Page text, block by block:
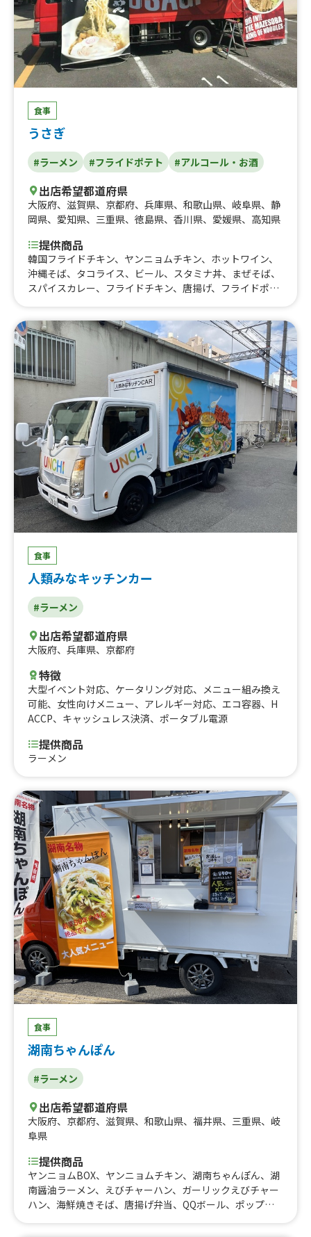
食事
うさぎ
#ラーメン #フライドポテト #アルコール・お酒
出店希望都道府県
大阪府、 滋賀県、 京都府、 兵庫県、 和歌山県、 岐阜県、 静
岡県、 愛知県、 三重県、 徳島県、 香川県、 愛媛県、 高知県
提供商品
韓国フライドチキン、ヤンニョムチキン、ホットワイン、
沖縄そば、タコライス、ビール、スタミナ丼、まぜそば、
スパイスカレー、フライドチキン、唐揚げ、フライドポテ
ーキ
食事
人類みなキッチンカー
#ラーメン
出店希望都道府県
大阪府、 兵庫県、 京都府
特徴
大型イベント対応、 ケータリング対応、 メニュー組み換え
可能、 女性向けメニュー、 アレルギー対応、 エコ容器、 H
ACCP、 キャッシュレス決済、 ポータブル電源
提供商品
ラーメン
食事
湖南ちゃんぽん
#ラーメン
出店希望都道府県
大阪府、 京都府、 滋賀県、 和歌山県、 福井県、 三重県、 岐
阜県
提供商品
ヤンニョムBOX、ヤンニョムチキン、湖南ちゃんぽん、湖
南醤油ラーメン、えびチャーハン、ガーリックえびチャー
ハン、海鮮焼きそば、唐揚げ弁当、QQボール、ポップコ